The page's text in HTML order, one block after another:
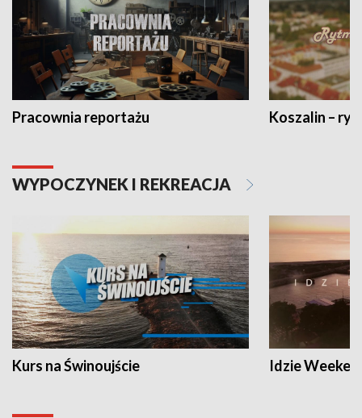
Pracownia reportażu Koszalin –
WYPOCZYNEK I REKREACJA
Kurs na Świnoujście Idzie